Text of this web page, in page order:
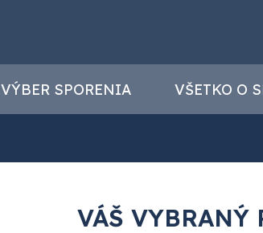
VÝBER SPORENIA VŠETKO O
VÁŠ VYBRANÝ